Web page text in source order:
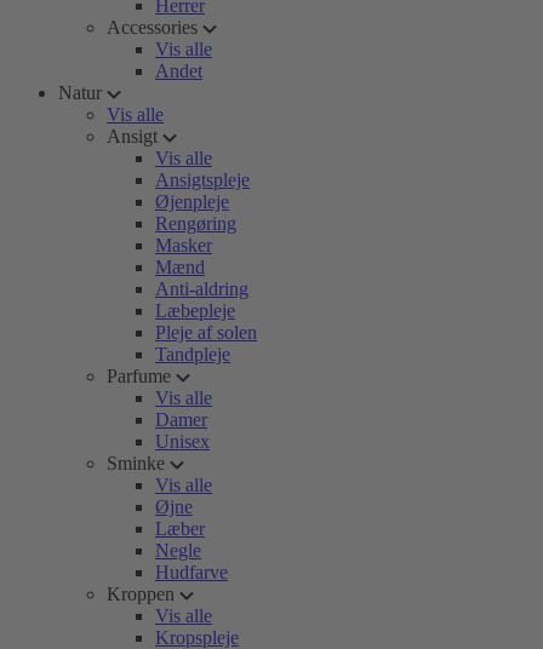
Herrer
Accessories
Vis alle
Andet
Natur
Vis alle
Ansigt
Vis alle
Ansigtspleje
Øjenpleje
Rengøring
Masker
Mænd
Anti-aldring
Læbepleje
Pleje af solen
Tandpleje
Parfume
Vis alle
Damer
Unisex
Sminke
Vis alle
Øjne
Læber
Negle
Hudfarve
Kroppen
Vis alle
Kropspleje